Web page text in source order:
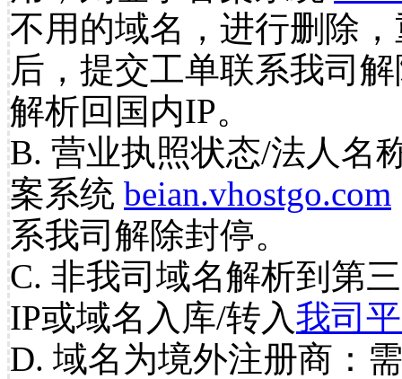
不用的域名，进行删除
后，提交工单联系我司
解析回国内IP。
B. 营业执照状态/法人名
案系统 beian.vhostgo.com
系我司解除封停。
C. 非我司域名解析到第
IP或域名入库/转入我司
D. 域名为境外注册商：